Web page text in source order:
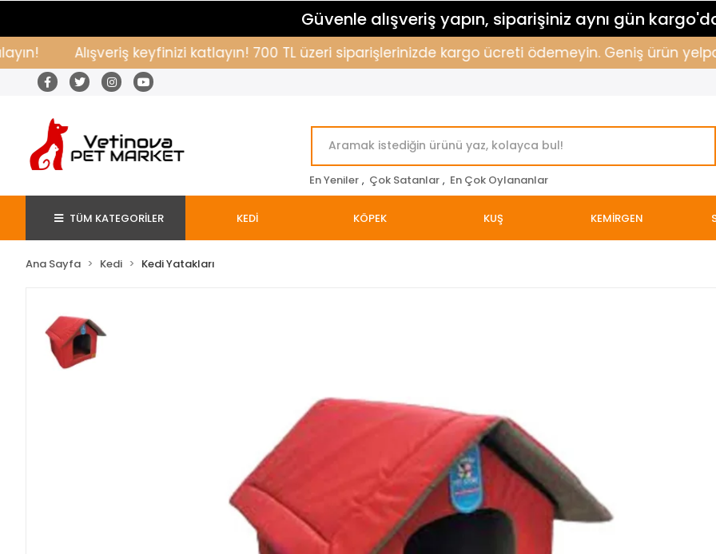
Güvenle alışveriş yapın, siparişiniz aynı gün
Alışveriş keyfinizi katlayın! 700 TL üzeri siparişlerinizde kargo ücreti ödemeyin. Geniş ürün
En Yeniler , Çok Satanlar , En Çok Oylananlar
TÜM KATEGORİLER KEDİ KÖPEK KUŞ KEMİRGEN
Ana Sayfa Kedi Kedi Yatakları